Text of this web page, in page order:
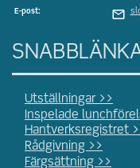
E-post:
Utställningar >>
Inspelade
Hantverksregistret
Rådgivning >>
Färgsättning >>